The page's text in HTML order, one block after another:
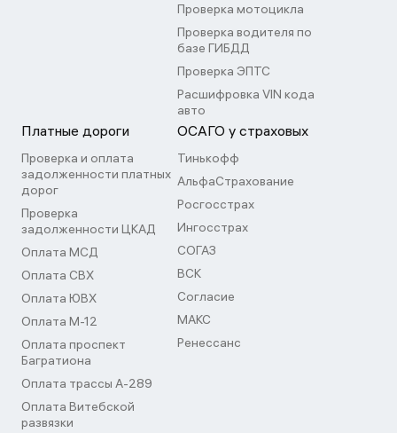
Проверка мотоцикла
Проверка водителя по
базе ГИБДД
Проверка ЭПТС
Расшифровка VIN кода
авто
Платные дороги
Проверка и оплата
задолженности платных
дорог
Проверка
задолженности ЦКАД
Оплата МСД
Оплата СВХ
Оплата ЮВХ
Оплата М-12
Оплата проспект
Багратиона
Оплата трассы А-289
Оплата Витебской
развязки
ОСАГО у страховых
Тинькофф
АльфаСтрахование
Росгосстрах
Ингосстрах
СОГАЗ
ВСК
Согласие
МАКС
Ренессанс